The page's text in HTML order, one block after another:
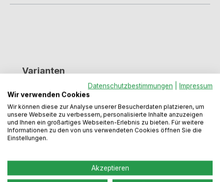
Produktgalerie überspringen
Varianten
Datenschutzbestimmungen
Impressum
Wir verwenden Cookies
Wir können diese zur Analyse unserer Besucherdaten platzieren, um
unsere Webseite zu verbessern, personalisierte Inhalte anzuzeigen
und Ihnen ein großartiges Webseiten-Erlebnis zu bieten. Für weitere
Informationen zu den von uns verwendeten Cookies öffnen Sie die
Einstellungen.
Akzeptieren